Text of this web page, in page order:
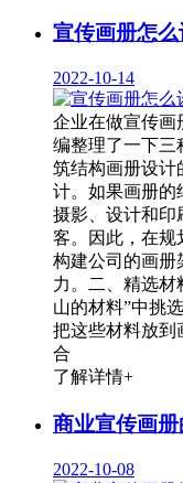
宣传画册怎
2022-10-14
企业在做宣传画
编整理了一下三
筑结构画册设计
计。如果画册的
摄影、设计和印
客。因此，在规
构建公司的画册
力。二、精选材
山的材料”中挑
把这些材料放到
合
了解详情+
商业宣传画
2022-10-08